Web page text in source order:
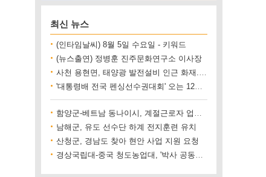
최신 뉴스
(인타임날씨) 8월 5일 수요일 - 키워드
(뉴스출연) 정병훈 진주문화연구소 이사장
사천 용현면, 태양광 발전설비 인근 화재..재산 피해 500만 원 상당
'대통령배 전국 펜싱선수권대회' 오는 12일 진주에서 개최
함양군-베트남 동나이시, 계절근로자 업무협약 체결
남해군, 유도 선수단 하계 전지훈련 유치
산청군, 경남도 찾아 현안 사업 지원 요청
경상국립대-중국 청도농업대, '박사 공동양성' 업무협약 체결